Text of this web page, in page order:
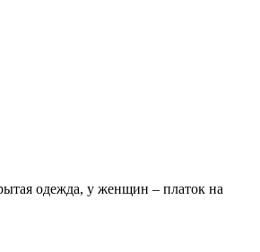
одежда, у женщин – платок на